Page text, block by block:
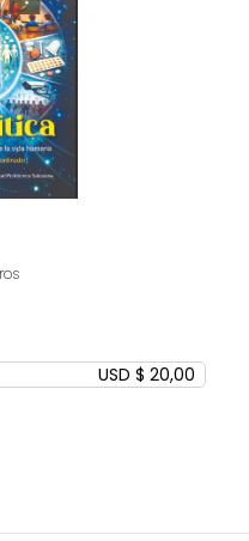
USD $ 20,00